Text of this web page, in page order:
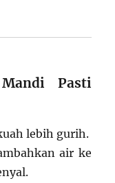
Pasti
lebih gurih.
air ke